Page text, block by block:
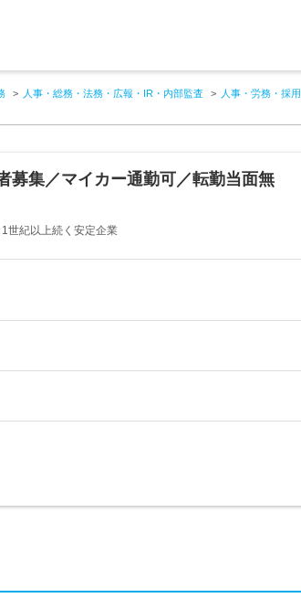
人事・総務・法務・広報・IR・内部監査 人事・労務・採用
募集／マイカー通勤可／転勤当面無
世紀以上続く安定企業